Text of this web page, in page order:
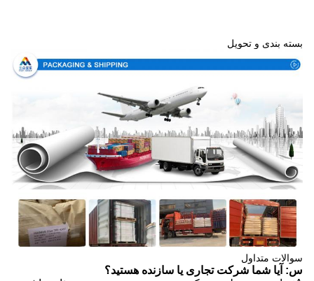
بسته بندی و تحویل
سوالات متداول
س: آیا شما شرکت تجاری یا سازنده هستید؟